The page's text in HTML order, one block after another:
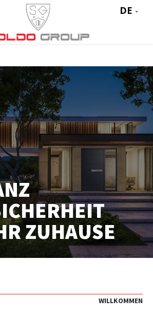
DE
ZUHAUSE
WILLKOMMEN